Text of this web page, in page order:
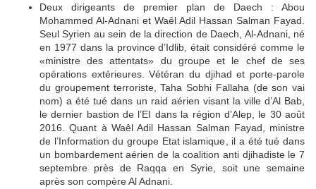
Deux dirigeants de premier plan de Daech : Abou
Mohammed Al-Adnani et Waêl Adil Hassan Salman Fayad.
Seul Syrien au sein de la direction de Daech, Al-Adnani, né
en 1977 dans la province d’Idlib, était considéré comme le
«ministre des attentats» du groupe et le chef de ses
opérations extérieures. Vétéran du djihad et porte-parole
du groupement terroriste, Taha Sobhi Fallaha (de son vai
nom) a été tué dans un raid aérien visant la ville d’Al Bab,
le dernier bastion de l’EI dans la région d’Alep, le 30 août
2016. Quant à Waêl Adil Hassan Salman Fayad, ministre
de l’Information du groupe Etat islamique, il a été tué dans
un bombardement aérien de la coalition anti djihadiste le 7
septembre près de Raqqa en Syrie, soit une semaine
après son compère Al Adnani.